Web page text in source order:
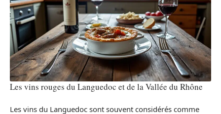
Les vins rouges du Languedoc et de la Vallée du Rhône
Les vins du Languedoc sont souvent considérés comme